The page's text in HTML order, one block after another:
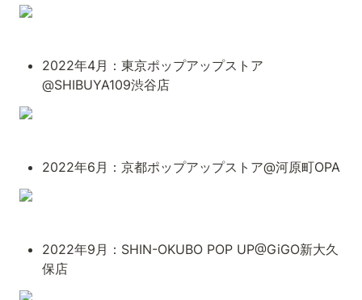
2022年4月：東京ポップアップストア
@SHIBUYA109渋谷店
2022年6月：京都ポップアップストア@河原町OPA
2022年9月：SHIN-OKUBO POP UP@GiGO新大久
保店